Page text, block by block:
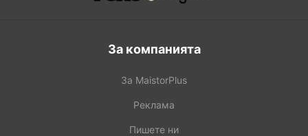
За компанията
За MaistorPlus
Реклама
Пишете ни